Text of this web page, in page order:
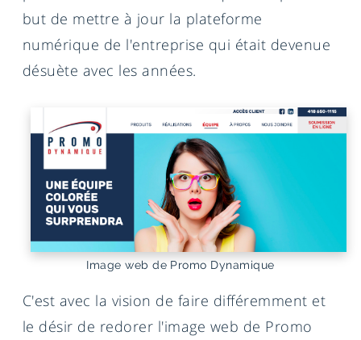
but de mettre à jour la plateforme
numérique de l'entreprise qui était devenue
désuète avec les années.
Image web de Promo Dynamique
C'est avec la vision de faire différemment et
le désir de redorer l'image web de Promo